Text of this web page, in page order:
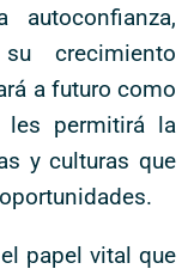
crecimiento
a futuro como
permitirá la
y culturas que
papel vital que